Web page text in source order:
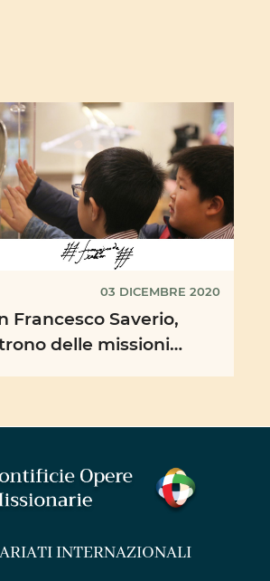
03 DICEMBRE 2020
Francesco Saverio,
delle missioni
INTERNAZIONALI